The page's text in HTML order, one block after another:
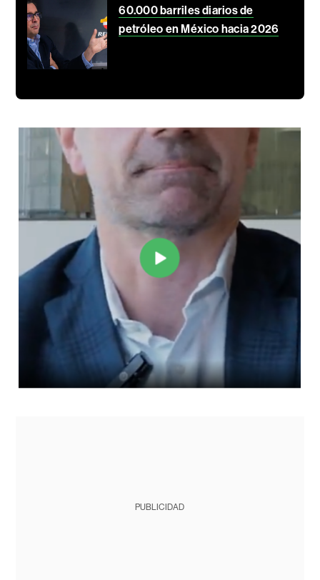
60.000 barriles diarios de
petróleo en México hacia 2026
PUBLICIDAD